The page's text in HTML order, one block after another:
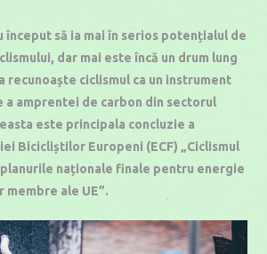
început să ia mai în serios potențialul de
dar mai este încă un drum lung
recunoaște ciclismul ca un instrument
a amprentei de carbon din sectorul
este principala concluzie a
Bicicliștilor Europeni (ECF) „Ciclismul
naționale finale pentru energie
membre ale UE”.